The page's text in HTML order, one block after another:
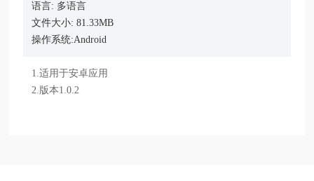
语言: 多语言
文件大小: 81.33MB
操作系统:Android
1.适用于安卓应用
2.版本1.0.2